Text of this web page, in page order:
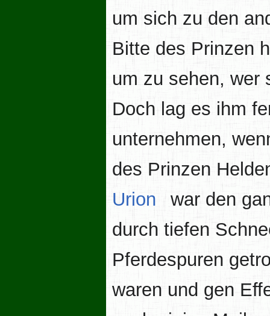
um sich zu den
Bitte des Prinzen
um zu sehen, wer
Doch lag es ihm
unternehmen,
des Prinzen
Urion
war den
durch tiefen
Pferdespuren
waren und gen